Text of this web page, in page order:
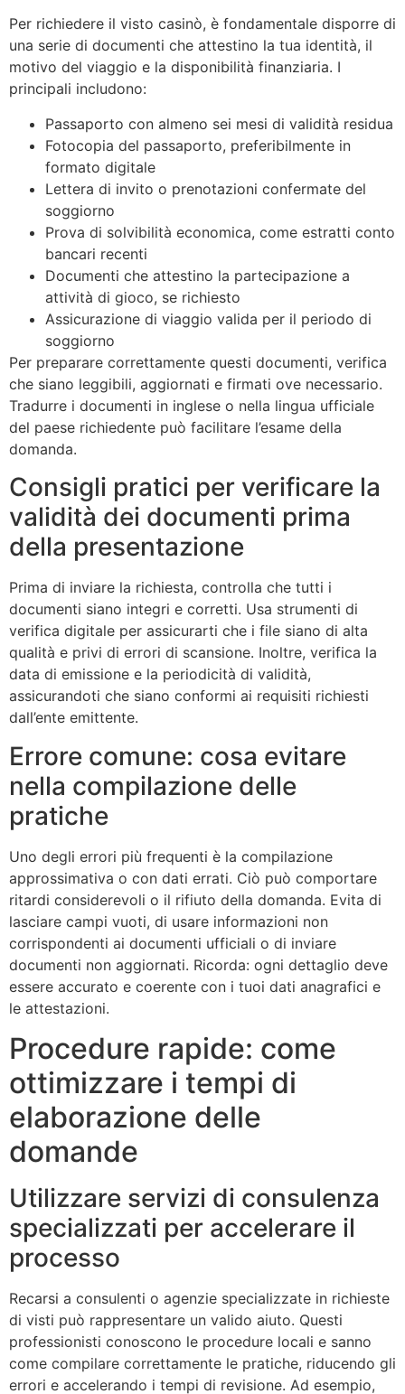
Per richiedere il visto casinò, è fondamentale disporre di
una serie di documenti che attestino la tua identità, il
motivo del viaggio e la disponibilità finanziaria. I
principali includono:
Passaporto con almeno sei mesi di validità residua
Fotocopia del passaporto, preferibilmente in
formato digitale
Lettera di invito o prenotazioni confermate del
soggiorno
Prova di solvibilità economica, come estratti conto
bancari recenti
Documenti che attestino la partecipazione a
attività di gioco, se richiesto
Assicurazione di viaggio valida per il periodo di
soggiorno
Per preparare correttamente questi documenti, verifica
che siano leggibili, aggiornati e firmati ove necessario.
Tradurre i documenti in inglese o nella lingua ufficiale
del paese richiedente può facilitare l’esame della
domanda.
Consigli pratici per verificare la
validità dei documenti prima
della presentazione
Prima di inviare la richiesta, controlla che tutti i
documenti siano integri e corretti. Usa strumenti di
verifica digitale per assicurarti che i file siano di alta
qualità e privi di errori di scansione. Inoltre, verifica la
data di emissione e la periodicità di validità,
assicurandoti che siano conformi ai requisiti richiesti
dall’ente emittente.
Errore comune: cosa evitare
nella compilazione delle
pratiche
Uno degli errori più frequenti è la compilazione
approssimativa o con dati errati. Ciò può comportare
ritardi considerevoli o il rifiuto della domanda. Evita di
lasciare campi vuoti, di usare informazioni non
corrispondenti ai documenti ufficiali o di inviare
documenti non aggiornati. Ricorda: ogni dettaglio deve
essere accurato e coerente con i tuoi dati anagrafici e
le attestazioni.
Procedure rapide: come
ottimizzare i tempi di
elaborazione delle
domande
Utilizzare servizi di consulenza
specializzati per accelerare il
processo
Recarsi a consulenti o agenzie specializzate in richieste
di visti può rappresentare un valido aiuto. Questi
professionisti conoscono le procedure locali e sanno
come compilare correttamente le pratiche, riducendo gli
errori e accelerando i tempi di revisione. Ad esempio,